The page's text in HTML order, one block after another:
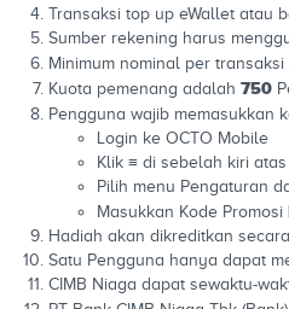
Transaksi top up eWallet atau
Sumber rekening harus
Minimum nominal per transaksi
Kuota pemenang adalah 750
Pengguna wajib memasukkan
Login ke OCTO Mobile
Klik ≡ di sebelah kiri atas
Pilih menu Pengaturan
Masukkan Kode Promosi
Hadiah akan dikreditkan
Satu Pengguna hanya dapat
CIMB Niaga dapat sewaktu-